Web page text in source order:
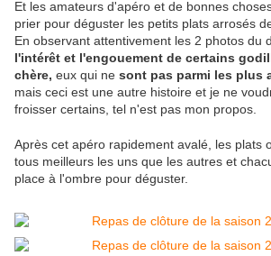
Et les amateurs d'apéro et de bonnes
prier pour déguster les petits plats arrosés
En observant attentivement les 2 photos du
l'intérêt et l'engouement de certains
chère, eux qui ne sont pas parmi les plus
mais ceci est une autre histoire et je ne
froisser certains, tel n'est pas mon propos.
Après cet apéro rapidement avalé, les plats
tous meilleurs les uns que les autres et
place à l'ombre pour déguster.